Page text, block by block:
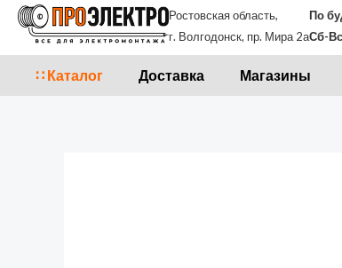
Перейти
Ростовская область,
г. Волгодонск, пр. Мира 2а
По
Сб-
∷ Каталог Доставка Магазины